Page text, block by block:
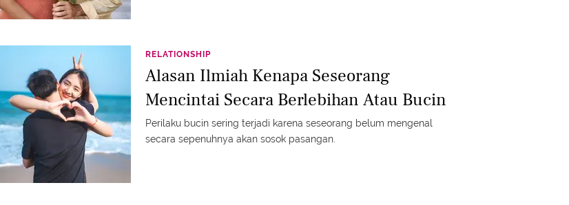
RELATIONSHIP
Alasan Ilmiah Kenapa Seseorang
Mencintai Secara Berlebihan Atau Bucin
Perilaku bucin sering terjadi karena seseorang belum mengenal
secara sepenuhnya akan sosok pasangan.